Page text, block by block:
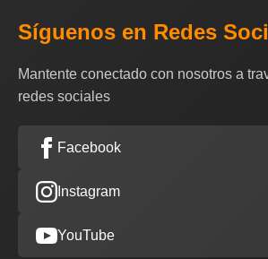
Síguenos en Redes
Mantente conectado con nosotros a
redes sociales
Facebook
Instagram
YouTube